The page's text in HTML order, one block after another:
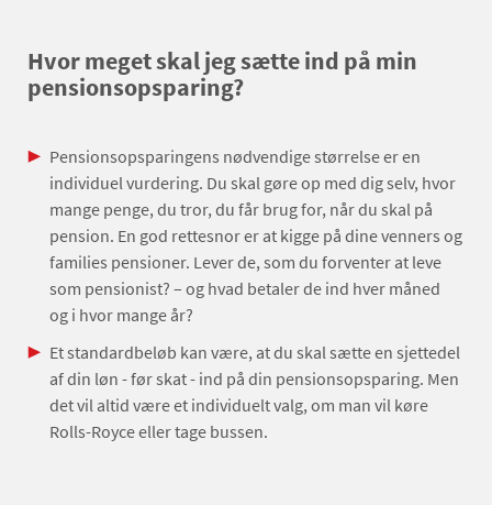
Hvor meget skal jeg sætte ind på min
pensionsopsparing?
Pensionsopsparingens nødvendige størrelse er en
individuel vurdering. Du skal gøre op med dig selv, hvor
mange penge, du tror, du får brug for, når du skal på
pension. En god rettesnor er at kigge på dine venners og
families pensioner. Lever de, som du forventer at leve
som pensionist? – og hvad betaler de ind hver måned
og i hvor mange år?
Et standardbeløb kan være, at du skal sætte en sjettedel
af din løn - før skat - ind på din pensionsopsparing. Men
det vil altid være et individuelt valg, om man vil køre
Rolls-Royce eller tage bussen.